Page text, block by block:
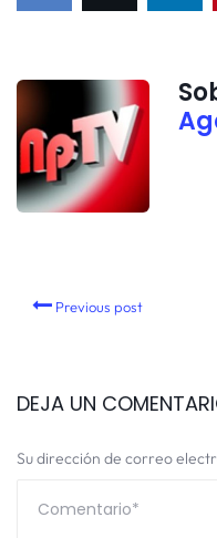
Previous post
DEJA UN
Su dirección de correo